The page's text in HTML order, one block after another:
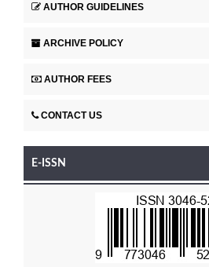
AUTHOR GUIDELINES
ARCHIVE POLICY
AUTHOR FEES
CONTACT US
E-ISSN